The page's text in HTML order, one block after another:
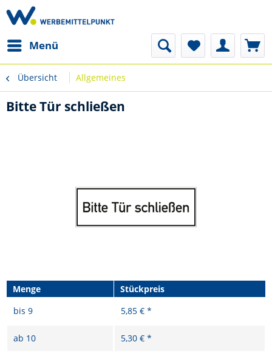
Menü
Übersicht Allgemeines
Bitte Tür schließen
Menge
Stückpreis
bis 9 5,85 € *
ab 10 5,30 € *